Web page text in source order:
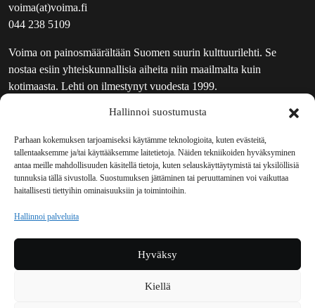
Hallinnoi suostumusta
Parhaan kokemuksen tarjoamiseksi käytämme teknologioita, kuten evästeitä,
tallentaaksemme ja/tai käyttääksemme laitetietoja. Näiden tekniikoiden hyväksyminen
antaa meille mahdollisuuden käsitellä tietoja, kuten selauskäyttäytymistä tai yksilöllisiä
tunnuksia tällä sivustolla. Suostumuksen jättäminen tai peruuttaminen voi vaikuttaa
haitallisesti tiettyihin ominaisuuksiin ja toimintoihin.
Hallinnoi palveluita
Hyväksy
Kiellä
voima(at)voima.fi
044 238 5109
Voima on painosmäärältään Suomen suurin kulttuurilehti. Se
nostaa esiin yhteiskunnallisia aiheita niin maailmalta kuin
kotimaasta. Lehti on ilmestynyt vuodesta 1999.
UUTISKIRJE
MAINOSTAJILLE
VASTAMAINOKSET
JAKELUPAIKAT
REKISTERISELOSTE
TILAUKSEN PERUUTUSPYYNTÖ
TILAUSOHJEET JA -EHDOT